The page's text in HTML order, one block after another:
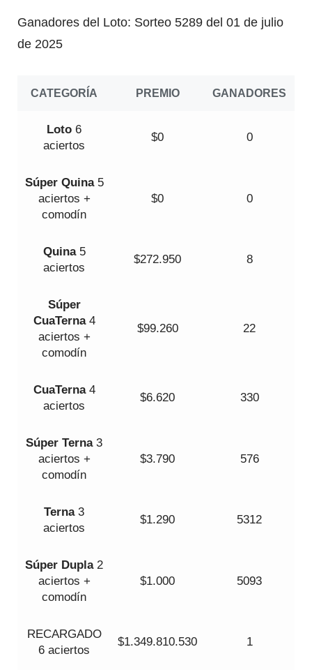
Ganadores del Loto: Sorteo 5289 del 01 de julio
de 2025
CATEGORÍA PREMIO GANADORES
Loto 6
aciertos
$0 0
Súper Quina 5
aciertos +
comodín
$0 0
Quina 5
aciertos
$272.950 8
Súper
CuaTerna 4
aciertos +
comodín
$99.260 22
CuaTerna 4
aciertos
$6.620 330
Súper Terna 3
aciertos +
comodín
$3.790 576
Terna 3
aciertos
$1.290 5312
Súper Dupla 2
aciertos +
comodín
$1.000 5093
RECARGADO
6 aciertos
$1.349.810.530 1